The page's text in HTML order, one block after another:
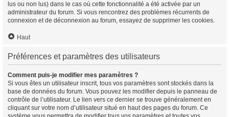
lus ou non lus) dans le cas où cette fonctionnalité a été activée par un
administrateur du forum. Si vous rencontrez des problèmes récurrents de
connexion et de déconnexion au forum, essayez de supprimer les cookies.
Haut
Préférences et paramètres des utilisateurs
Comment puis-je modifier mes paramètres ?
Si vous êtes un utilisateur inscrit, tous vos paramètres sont stockés dans la
base de données du forum. Vous pouvez les modifier depuis le panneau de
contrôle de l’utilisateur. Le lien vers ce dernier se trouve généralement en
cliquant sur votre nom d’utilisateur situé en haut des pages du forum. Ce